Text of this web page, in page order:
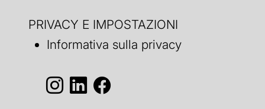
PRIVACY E IMPOSTAZIONI
Informativa sulla privacy